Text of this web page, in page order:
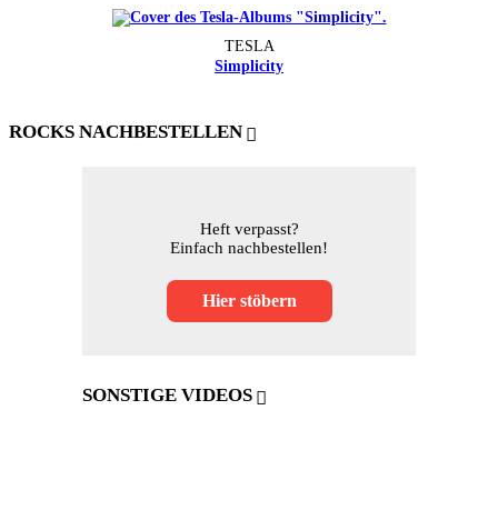
TESLA
Simplicity
ROCKS NACHBESTELLEN
Heft verpasst?
Einfach nachbestellen!
Hier stöbern
SONSTIGE VIDEOS